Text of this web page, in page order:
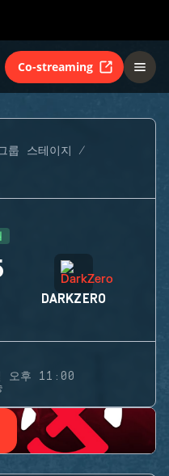
Co-streaming
룹 스테이지
DARKZERO
오후 11:00